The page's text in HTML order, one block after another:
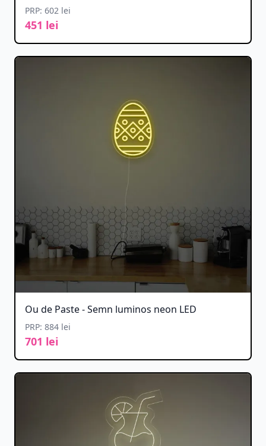
PRP: 602 lei
451 lei
Ou de Paste - Semn luminos neon LED
PRP: 884 lei
701 lei